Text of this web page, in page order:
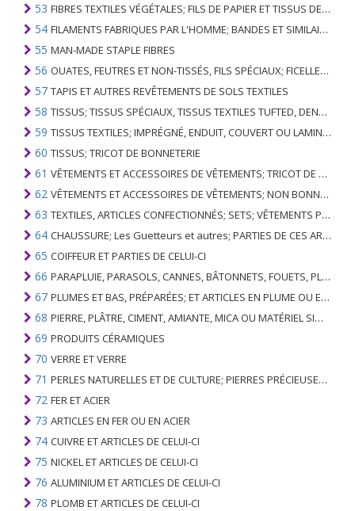
53 FIBRES TEXTILES VÉGÉTALES; FILS DE PAPIER ET TISSUS DE FILS DE PAPIER
54 FILAMENTS FABRIQUES PAR L'HOMME; BANDES ET SIMILAIRES DE MATIERES TEXTILES SYNTHETIQUES
55 MAN-MADE STAPLE FIBRES
56 OUATES, FEUTRES ET NON-TISSÉS, FILS SPÉCIAUX; FICELLES, CORDES, CORDES, CÂBLES ET ARTICLES ASSOCIÉS
57 TAPIS ET AUTRES REVÊTEMENTS DE SOLS TEXTILES
58 TISSUS; TISSUS SPÉCIAUX, TISSUS TEXTILES TUFTED, DENTELLE, TAPISSERIES, GARNITURES, BRODERIES
59 TISSUS TEXTILES; IMPRÉGNÉ, ENDUIT, COUVERT OU LAMINÉ; ARTICLES TEXTILES D'UN TYPE ADAPTÉ À L'USAGE INDUSTRIEL
60 TISSUS; TRICOT DE BONNETERIE
61 VÊTEMENTS ET ACCESSOIRES DE VÊTEMENTS; TRICOT DE BONNETERIE
62 VÊTEMENTS ET ACCESSOIRES DE VÊTEMENTS; NON BONNETERIE
63 TEXTILES, ARTICLES CONFECTIONNÉS; SETS; VÊTEMENTS PORTÉS ET ARTICLES TEXTILES USÉS; RAGS
64 CHAUSSURE; Les Guetteurs et autres; PARTIES DE CES ARTICLES
65 COIFFEUR ET PARTIES DE CELUI-CI
66 PARAPLUIE, PARASOLS, CANNES, BÂTONNETS, FOUETS, PLANTES DE CONDUITE; ET LEURS PARTIES
67 PLUMES ET BAS, PRÉPARÉES; ET ARTICLES EN PLUME OU EN BAS; FLEURS ARTIFICIELLES; ARTICLES DE CHEVEUX HUMAINS
68 PIERRE, PLÂTRE, CIMENT, AMIANTE, MICA OU MATÉRIEL SIMILAIRE; ARTICLES DE CELUI-CI
69 PRODUITS CÉRAMIQUES
70 VERRE ET VERRE
71 PERLES NATURELLES ET DE CULTURE; PIERRES PRÉCIEUSES, SEMI-PRÉCIEUSES; MÉTAUX PRÉCIEUX, PLAQUÉS OU DOUBLÉS DE MÉTAUX PRÉCIEUX ET OUVRAGES EN CES MATIÈRES; IMITATION BIJOUTERIE; PIÈCE DE MONNAIE
72 FER ET ACIER
73 ARTICLES EN FER OU EN ACIER
74 CUIVRE ET ARTICLES DE CELUI-CI
75 NICKEL ET ARTICLES DE CELUI-CI
76 ALUMINIUM ET ARTICLES DE CELUI-CI
78 PLOMB ET ARTICLES DE CELUI-CI